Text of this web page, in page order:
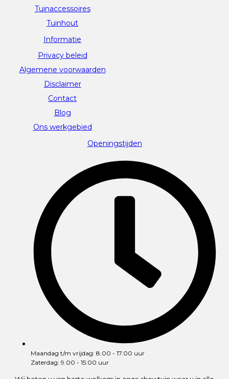
Tuinaccessoires
Tuinhout
Informatie
Privacy beleid
Algemene voorwaarden
Disclaimer
Contact
Blog
Ons werkgebied
Openingstijden
Maandag t/m vrijdag: 8.00 - 17.00 uur
Zaterdag: 9.00 - 15:00 uur